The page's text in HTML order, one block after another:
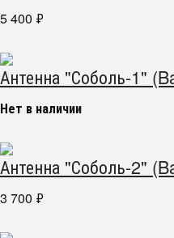
5 400 ₽
Антенна "Соболь-1"
Нет в наличии
Антенна "Соболь-2"
3 700 ₽